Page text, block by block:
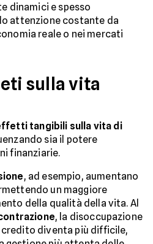
dinamici e spesso
attenzione costante da
reale o nei mercati
sulla vita
tangibili sulla vita di
sia il potere
finanziarie.
, ad esempio, aumentano
un maggiore
della qualità della vita. Al
, la disoccupazione
diventa più difficile,